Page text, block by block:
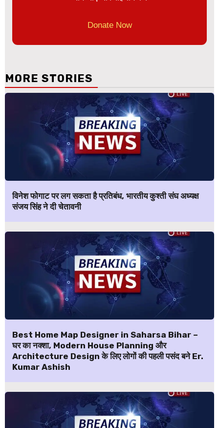
Donate Now
MORE STORIES
विनेश फोगाट पर लग सकता है प्रतिबंध, भारतीय कुश्ती संघ अध्यक्ष
संजय सिंह ने दी चेतावनी
Best Home Map Designer in Saharsa Bihar –
घर का नक्शा, Modern House Planning और
Architecture Design के लिए लोगों की पहली पसंद बने Er.
Kumar Ashish